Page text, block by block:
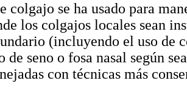
colgajo se ha usado para
los colgajos locales sean
(incluyendo el uso de
de seno o fosa nasal según
con técnicas más